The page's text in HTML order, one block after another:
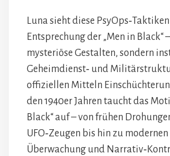
Luna sieht diese
Entsprechung der „Men in Black“
mysteriöse Gestalten, sondern
Geheimdienst‑ und
offiziellen Mitteln
den 1940er Jahren taucht das
Black“ auf – von frühen
UFO‑Zeugen bis hin zu
Überwachung und